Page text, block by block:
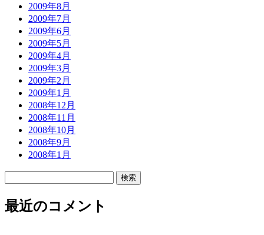
2009年8月
2009年7月
2009年6月
2009年5月
2009年4月
2009年3月
2009年2月
2009年1月
2008年12月
2008年11月
2008年10月
2008年9月
2008年1月
最近のコメント